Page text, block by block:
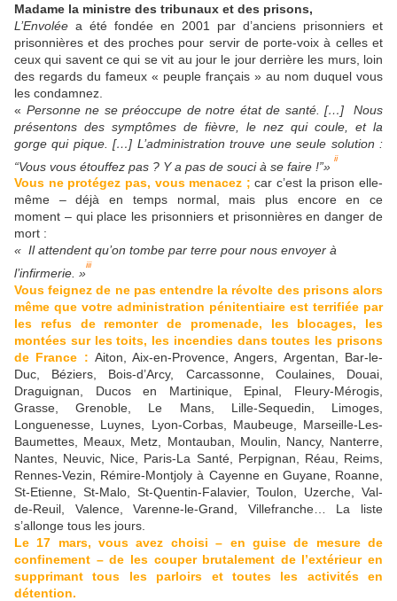
Madame la ministre des tribunaux et des prisons,
L’Envolée a été fondée en 2001 par d’anciens prisonniers et
prisonnières et des proches pour servir de porte-voix à celles et
ceux qui savent ce qui se vit au jour le jour derrière les murs, loin
des regards du fameux « peuple français » au nom duquel vous
les condamnez.
« Personne ne se préoccupe de notre état de santé. […] Nous
présentons des symptômes de fièvre, le nez qui coule, et la
gorge qui pique. […] L’administration trouve une seule solution :
“Vous vous étouffez pas ? Y a pas de souci à se faire !”»
ii
Vous ne protégez pas, vous menacez ; car c’est la prison elle-
même – déjà en temps normal, mais plus encore en ce
moment – qui place les prisonniers et prisonnières en danger de
mort :
« Il attendent qu’on tombe par terre pour nous envoyer à
l’infirmerie. »
iii
Vous feignez de ne pas entendre la révolte des prisons alors
même que votre administration pénitentiaire est terrifiée par
les refus de remonter de promenade, les blocages, les
montées sur les toits, les incendies dans toutes les prisons
de France : Aiton, Aix-en-Provence, Angers, Argentan, Bar-le-
Duc, Béziers, Bois-d’Arcy, Carcassonne, Coulaines, Douai,
Draguignan, Ducos en Martinique, Epinal, Fleury-Mérogis,
Grasse, Grenoble, Le Mans, Lille-Sequedin, Limoges,
Longuenesse, Luynes, Lyon-Corbas, Maubeuge, Marseille-Les-
Baumettes, Meaux, Metz, Montauban, Moulin, Nancy, Nanterre,
Nantes, Neuvic, Nice, Paris-La Santé, Perpignan, Réau, Reims,
Rennes-Vezin, Rémire-Montjoly à Cayenne en Guyane, Roanne,
St-Etienne, St-Malo, St-Quentin-Falavier, Toulon, Uzerche, Val-
de-Reuil, Valence, Varenne-le-Grand, Villefranche… La liste
s’allonge tous les jours.
Le 17 mars, vous avez choisi – en guise de mesure de
confinement – de les couper brutalement de l’extérieur en
supprimant tous les parloirs et toutes les activités en
détention.